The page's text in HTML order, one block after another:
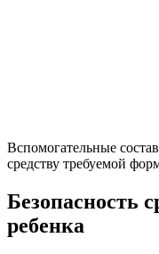
Вспомогательные
средству требуемой
Безопасность
ребенка